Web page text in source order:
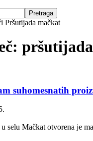
Pršutijada mačkat
suhomesnatih
selu Mačkat otvorena je